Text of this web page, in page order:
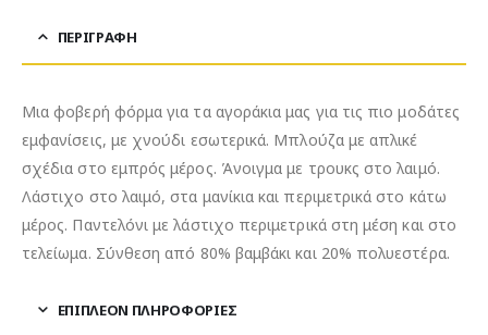
ΠΕΡΙΓΡΑΦΉ
Μια φοβερή φόρμα για τα αγοράκια μας για τις πιο μοδάτες
εμφανίσεις, με χνούδι εσωτερικά. Μπλούζα με απλικέ
σχέδια στο εμπρός μέρος. Άνοιγμα με τρουκς στο λαιμό.
Λάστιχο στο λαιμό, στα μανίκια και περιμετρικά στο κάτω
μέρος. Παντελόνι με λάστιχο περιμετρικά στη μέση και στο
τελείωμα. Σύνθεση από 80% βαμβάκι και 20% πολυεστέρα.
ΕΠΙΠΛΈΟΝ ΠΛΗΡΟΦΟΡΊΕΣ